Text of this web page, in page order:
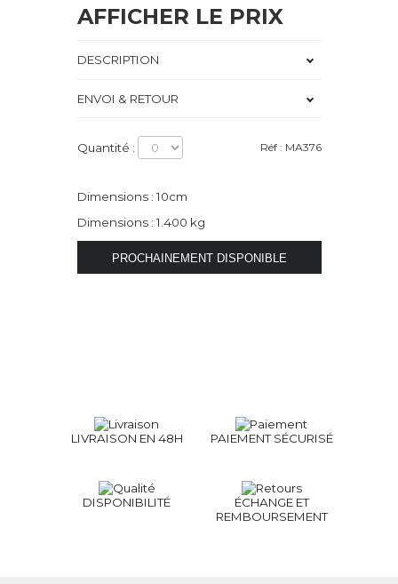
AFFICHER LE PRIX
DESCRIPTION
ENVOI & RETOUR
Quantité : Réf : MA376
Dimensions : 10cm
Dimensions : 1.400 kg
LIVRAISON EN 48H PAIEMENT SÉCURISÉ
DISPONIBILITÉ
ÉCHANGE ET
REMBOURSEMENT